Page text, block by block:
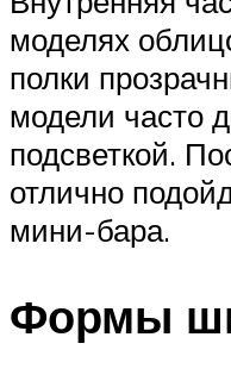
моделях
полки
модели часто
подсветкой.
отлично
мини-бара.
Формы